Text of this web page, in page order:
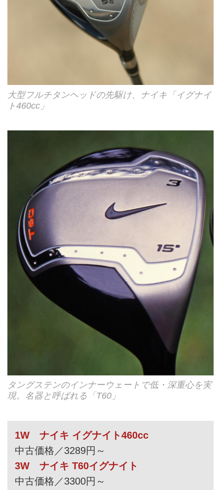
大型フルチタンヘッドの先駆け、ナイキ「イグナイ
ト460cc」
タングステンのインナーウェートで低・深重心を実
現。名器と呼ばれる「T60」
1W ナイキ イグナイト460cc
中古価格／3289円～
3W ナイキ T60イグナイト
中古価格／3300円～